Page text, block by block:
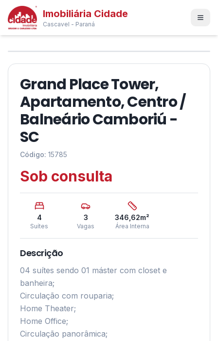
Imobiliária Cidade
Cascavel - Paraná
❮ ❯
1/17
Grand Place Tower,
Apartamento, Centro /
Balneário Camboriú -
SC
Código: 15785
Sob consulta
4
Suítes
3
Vagas
346,62m²
Área Interna
Descrição
04 suítes sendo 01 máster com closet e
banheira;
Circulação com rouparia;
Home Theater;
Home Office;
Circulação panorâmica;